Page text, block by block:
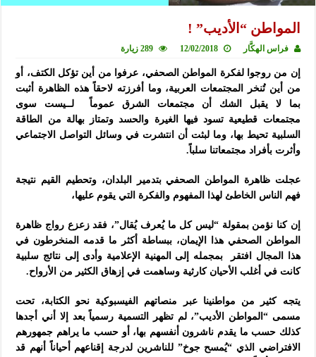
المواطن “الأديب” !
فراس الهكَّار 12/02/2018 289 زيارة
إن من روجوا لفكرة المواطن الصحفي، عرفوا من أين تؤكل الكتف، أو
من أين تُنخر المجتمعات العربية، وما أفرزته لاحقاً هذه الظاهرة أثبت
بما لا يقبل الشك أن مجتمعات الشرقعموماً لــيست سوى
مجتمعات قطيعية تسود فيها الغيرة والحسد وتمتاز بهالة من الطاقة
السلبية تحيط بها، وما لبثت أن انتشرت في وسائل التواصل الاجتماعي
وأثرت بأفراد مجتمعاتنا سلباً.
عجلت ظاهرة المواطن الصحفي بتدمير البلدان، وتحطيم القيم نتيجة
فهم الناس الخاطئ لهذا المفهوم والفكرة التي يقوم عليها،
إن كنا نؤمن بمقولة “ليس كل ما يُعرف يُقال”، فقد زعزع رواج ظاهرة
المواطن الصحفي هذا الإيمان، ببساطة أكثر ما قدمه المنخرطون في
هذا المجال افتقر بمجمله إلى المهنية الإعلامية وأدى إلى نتائج سلبية
كانت في أغلب الأحيان كارثية وساهمت في إزهاق الكثير من الأرواح.
يتجه كثير من مواطنينا عبر منصاتهم الفيسبوكية نحو الكتابة، تحت
مسمى “المواطن الأديب”، لم تظهر التسمية رسمياً بعد إلا أني أجدها
كذلك حسب ما يقدم ناشرون أنفسهم بها، أو حسب ما يراهم جمهورهم
الافتراضي الذي “يُمسح جوخ” للناشرين لدرجة إقناعهم أحياناً أنهم قد